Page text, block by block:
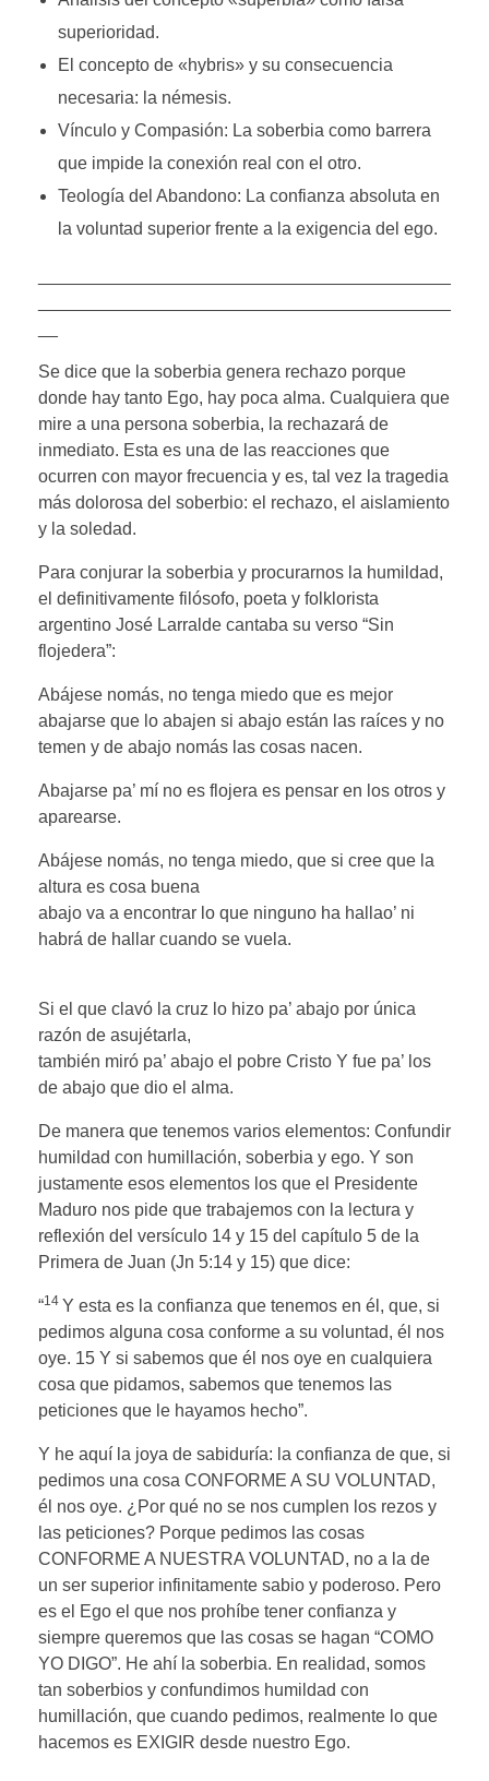
superioridad.
El concepto de «hybris» y su consecuencia
necesaria: la némesis.
Vínculo y Compasión: La soberbia como barrera
que impide la conexión real con el otro.
Teología del Abandono: La confianza absoluta en
la voluntad superior frente a la exigencia del ego.
Se dice que la soberbia genera rechazo porque
donde hay tanto Ego, hay poca alma. Cualquiera que
mire a una persona soberbia, la rechazará de
inmediato. Esta es una de las reacciones que
ocurren con mayor frecuencia y es, tal vez la tragedia
más dolorosa del soberbio: el rechazo, el aislamiento
y la soledad.
Para conjurar la soberbia y procurarnos la humildad,
el definitivamente filósofo, poeta y folklorista
argentino José Larralde cantaba su verso “Sin
flojedera”:
Abájese nomás, no tenga miedo que es mejor
abajarse que lo abajen si abajo están las raíces y no
temen y de abajo nomás las cosas nacen.
Abajarse pa’ mí no es flojera es pensar en los otros y
aparearse.
Abájese nomás, no tenga miedo, que si cree que la
altura es cosa buena
abajo va a encontrar lo que ninguno ha hallao’ ni
habrá de hallar cuando se vuela.
Si el que clavó la cruz lo hizo pa’ abajo por única
razón de asujétarla,
también miró pa’ abajo el pobre Cristo Y fue pa’ los
de abajo que dio el alma.
De manera que tenemos varios elementos: Confundir
humildad con humillación, soberbia y ego. Y son
justamente esos elementos los que el Presidente
Maduro nos pide que trabajemos con la lectura y
reflexión del versículo 14 y 15 del capítulo 5 de la
Primera de Juan (Jn 5:14 y 15) que dice:
“14 Y esta es la confianza que tenemos en él, que, si
pedimos alguna cosa conforme a su voluntad, él nos
oye. 15 Y si sabemos que él nos oye en cualquiera
cosa que pidamos, sabemos que tenemos las
peticiones que le hayamos hecho”.
Y he aquí la joya de sabiduría: la confianza de que, si
pedimos una cosa CONFORME A SU VOLUNTAD,
él nos oye. ¿Por qué no se nos cumplen los rezos y
las peticiones? Porque pedimos las cosas
CONFORME A NUESTRA VOLUNTAD, no a la de
un ser superior infinitamente sabio y poderoso. Pero
es el Ego el que nos prohíbe tener confianza y
siempre queremos que las cosas se hagan “COMO
YO DIGO”. He ahí la soberbia. En realidad, somos
tan soberbios y confundimos humildad con
humillación, que cuando pedimos, realmente lo que
hacemos es EXIGIR desde nuestro Ego.